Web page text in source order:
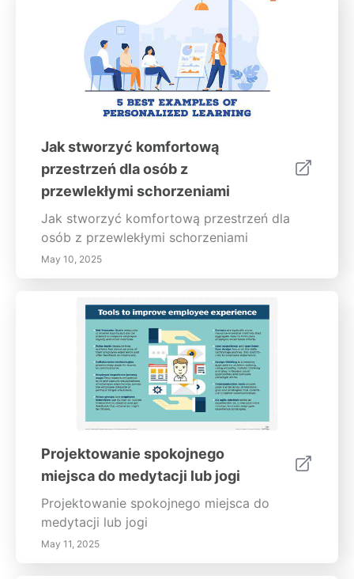
Jak stworzyć komfortową
przestrzeń dla osób z
przewlekłymi schorzeniami
Jak stworzyć komfortową przestrzeń dla
osób z przewlekłymi schorzeniami
May 10, 2025
Projektowanie spokojnego
miejsca do medytacji lub jogi
Projektowanie spokojnego miejsca do
medytacji lub jogi
May 11, 2025